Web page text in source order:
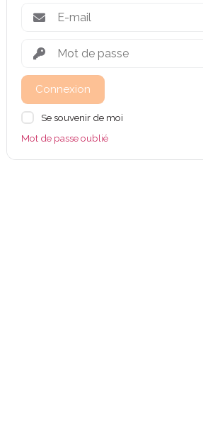
Connexion
Se souvenir de moi
Mot de passe oublié